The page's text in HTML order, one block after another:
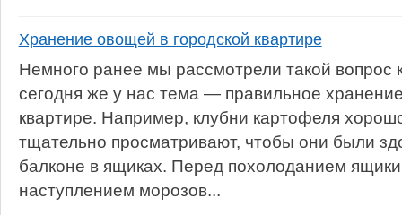
Хранение овощей в городской квартире
Немного ранее мы рассмотрели такой вопрос
сегодня же у нас тема — правильное
квартире. Например, клубни картофеля
тщательно просматривают, чтобы они были
балконе в ящиках. Перед похолоданием
наступлением морозов...